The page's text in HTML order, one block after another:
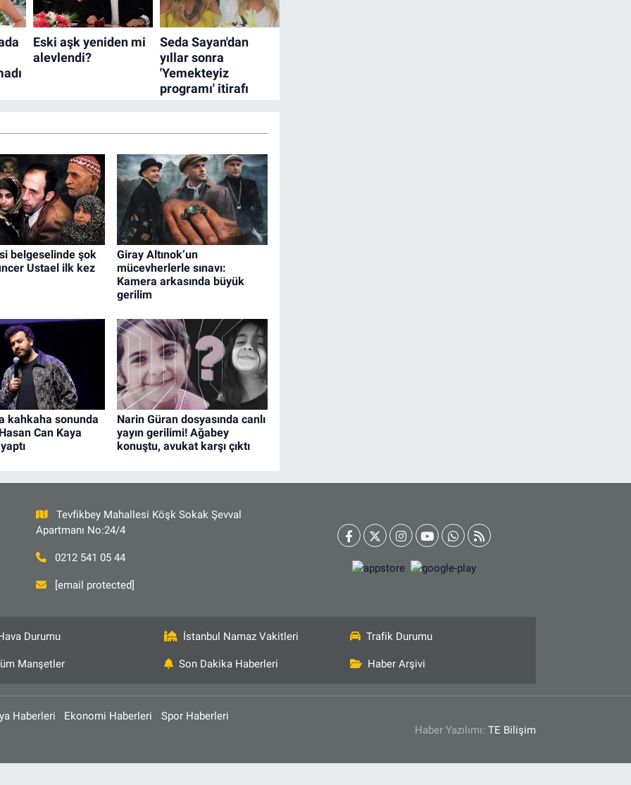
belgeselinde şok
Ustael ilk kez
Giray Altınok’un
mücevherlerle sınavı:
Kamera arkasında büyük
gerilim
kahkaha sonunda
Can Kaya
Narin Güran dosyasında canlı
yayın gerilimi! Ağabey
konuştu, avukat karşı çıktı
Tevfikbey Mahallesi Köşk Sokak Şevval
Apartmanı No:24/4
0212 541 05 44
[email protected]
Durumu İstanbul Namaz Vakitleri Trafik Durumu
Manşetler Son Dakika Haberleri Haber Arşivi
Haberleri Ekonomi Haberleri
Spor Haberleri
Haber Yazılımı:TE Bilişim